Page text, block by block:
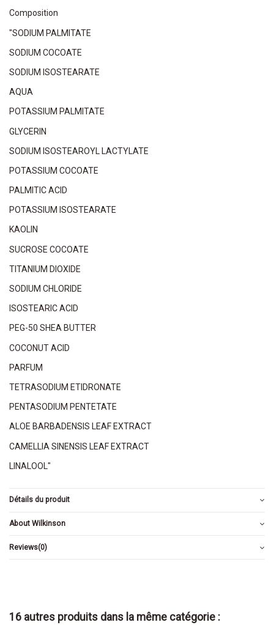
Composition
"SODIUM PALMITATE
SODIUM COCOATE
SODIUM ISOSTEARATE
AQUA
POTASSIUM PALMITATE
GLYCERIN
SODIUM ISOSTEAROYL LACTYLATE
POTASSIUM COCOATE
PALMITIC ACID
POTASSIUM ISOSTEARATE
KAOLIN
SUCROSE COCOATE
TITANIUM DIOXIDE
SODIUM CHLORIDE
ISOSTEARIC ACID
PEG-50 SHEA BUTTER
COCONUT ACID
PARFUM
TETRASODIUM ETIDRONATE
PENTASODIUM PENTETATE
ALOE BARBADENSIS LEAF EXTRACT
CAMELLIA SINENSIS LEAF EXTRACT
LINALOOL"
Détails du produit
About Wilkinson
Reviews(0)
16 autres produits dans la même catégorie :